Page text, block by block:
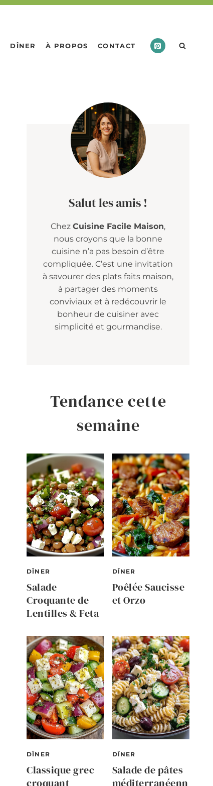
DÎNER À PROPOS CONTACT
Salut les amis !
Chez Cuisine Facile Maison,
nous croyons que la bonne
cuisine n’a pas besoin d’être
compliquée. C’est une invitation
à savourer des plats faits maison,
à partager des moments
conviviaux et à redécouvrir le
bonheur de cuisiner avec
simplicité et gourmandise.
Tendance cette
semaine
DÎNER
Salade
Croquante de
Lentilles & Feta
DÎNER
Poêlée Saucisse
et Orzo
DÎNER
Classique grec
croquant
DÎNER
Salade de pâtes
méditerranéenn